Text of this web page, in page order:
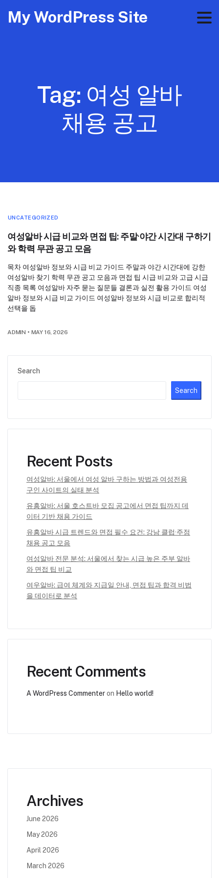
My WordPress Site
Tag: 여성 알바
채용 공고
Search
Search
Recent Posts
여성알바: 서울에서 여성 알바 구하는 방법과 여성전용
구인 사이트의 실태 분석
유흥알바: 서울 호스트바 모집 공고에서 면접 팁까지 데
이터 기반 채용 가이드
유흥알바 시급 트렌드와 면접 필수 요건: 강남 클럽·주점
채용 공고 모음
여성알바 전문 분석: 서울에서 찾는 시급 높은 주부 알바
와 면접 팁 비교
여우알바: 급여 체계와 지급일 안내, 면접 팁과 합격 비법
을 데이터로 분석
Recent Comments
A WordPress Commenteron Hello world!
UNCATEGORIZED
여성알바 시급 비교와 면접 팁: 주말·야간 시간대 구하기
와 학력 무관 공고 모음
목차 여성알바 정보와 시급 비교 가이드 주말과 야간 시간대에 강한
여성알바 찾기 학력 무관 공고 모음과 면접 팁 시급 비교와 고급 시급
직종 목록 여성알바 자주 묻는 질문들 결론과 실전 활용 가이드 여성
알바 정보와 시급 비교 가이드 여성알바 정보와 시급 비교로 합리적
선택을 돕
ADMIN • MAY 16, 2026
Archives
June 2026
May 2026
April 2026
March 2026